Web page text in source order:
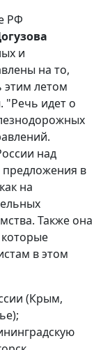
РФ
и
на то,
этим летом
"Речь идет о
над
в
на
Также она
в этом
(Крым,